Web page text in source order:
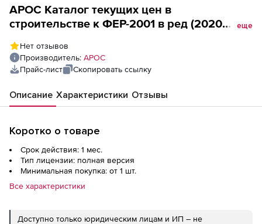
АРОС Каталог текущих цен в
строительстве к ФЕР-2001 в ред (2020
Стройинформресурс, за 1 месяц), 1-е
рабочее место
еще
Нет отзывов
Производитель: АРОС
Прайс-лист
Скопировать ссылку
Описание Характеристики Отзывы
Коротко о товаре
Срок действия: 1 мес.
Тип лицензии: полная версия
Минимальная покупка: от 1 шт.
Все характеристики
Доступно только юридическим лицам и ИП – не